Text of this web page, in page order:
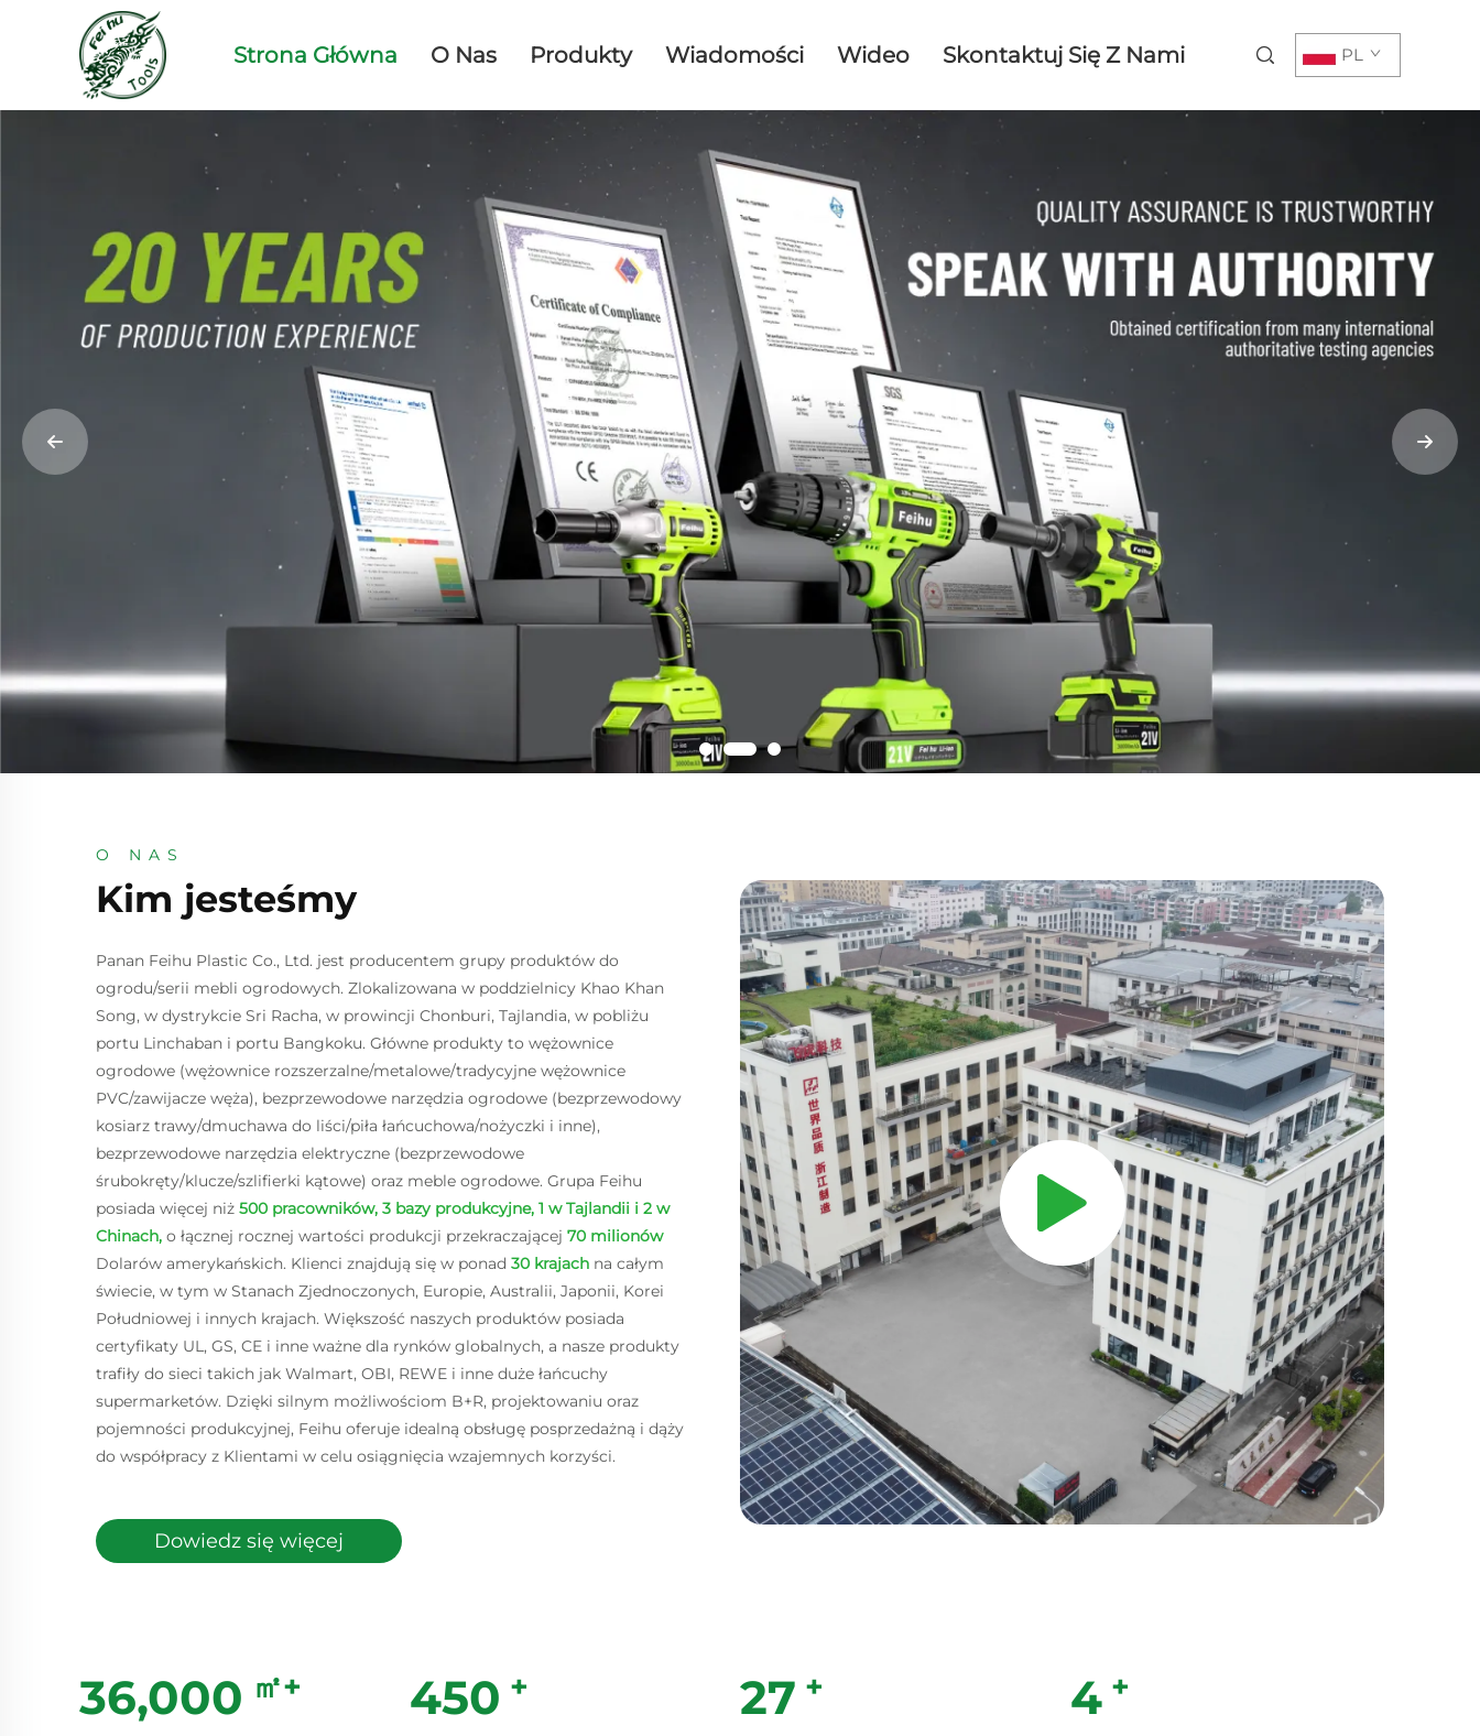
Strona Główna O Nas Produkty Wiadomości Wideo Skontaktuj Się Z Nami PL
O NAS
Kim jesteśmy
Panan Feihu Plastic Co., Ltd. jest producentem grupy produktów do
ogrodu/serii mebli ogrodowych. Zlokalizowana w poddzielnicy Khao Khan
Song, w dystrykcie Sri Racha, w prowincji Chonburi, Tajlandia, w pobliżu
portu Linchaban i portu Bangkoku. Główne produkty to wężownice
ogrodowe (wężownice rozszerzalne/metalowe/tradycyjne wężownice
PVC/zawijacze węża), bezprzewodowe narzędzia ogrodowe (bezprzewodowy
kosiarz trawy/dmuchawa do liści/piła łańcuchowa/nożyczki i inne),
bezprzewodowe narzędzia elektryczne (bezprzewodowe
śrubokręty/klucze/szlifierki kątowe) oraz meble ogrodowe. Grupa Feihu
posiada więcej niż 500 pracowników, 3 bazy produkcyjne, 1 w Tajlandii i 2 w
Chinach, o łącznej rocznej wartości produkcji przekraczającej 70 milionów
Dolarów amerykańskich. Klienci znajdują się w ponad 30 krajach na całym
świecie, w tym w Stanach Zjednoczonych, Europie, Australii, Japonii, Korei
Południowej i innych krajach. Większość naszych produktów posiada
certyfikaty UL, GS, CE i inne ważne dla rynków globalnych, a nasze produkty
trafiły do sieci takich jak Walmart, OBI, REWE i inne duże łańcuchy
supermarketów. Dzięki silnym możliwościom B+R, projektowaniu oraz
pojemności produkcyjnej, Feihu oferuje idealną obsługę posprzedażną i dąży
do współpracy z Klientami w celu osiągnięcia wzajemnych korzyści.
Dowiedz się więcej
40,000 ㎡+ 500 + 30 + 5 +